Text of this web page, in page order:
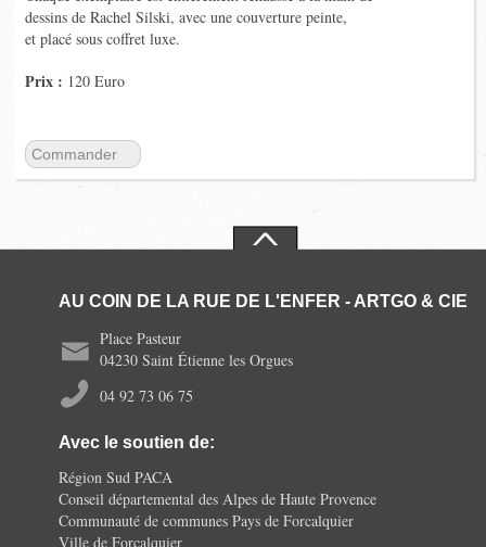
dessins de Rachel Silski, avec une couverture peinte,
et placé sous coffret luxe.
Prix : 120 Euro
Commander
AU COIN DE LA RUE DE L'ENFER - ARTGO & CIE
Place Pasteur
04230 Saint Étienne les Orgues
04 92 73 06 75
Avec le soutien de:
Région Sud PACA
Conseil départemental des Alpes de Haute Provence
Communauté de communes Pays de Forcalquier
Ville de Forcalquier